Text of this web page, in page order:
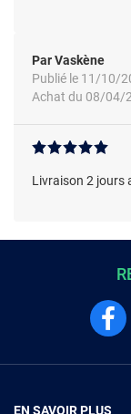
Par Vaskène
Publié le 11/10/
Achat du 08/04/
Livraison 2 jours
EN SAVOIR PLUS